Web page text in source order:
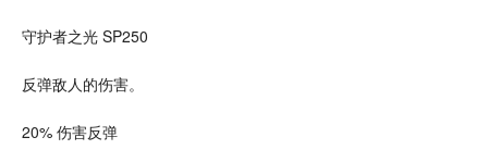
守护者之光 SP250
反弹敌人的伤害。
20% 伤害反弹